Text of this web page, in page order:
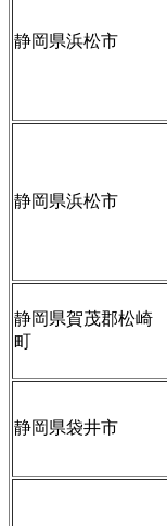
静岡県浜松市
静岡県浜松市
静岡県賀茂郡松崎
町
静岡県袋井市